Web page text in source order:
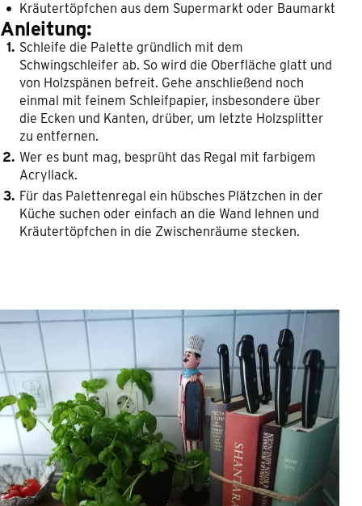
Kräutertöpfchen aus dem Supermarkt oder Baumarkt
Anleitung:
Schleife die Palette gründlich mit dem
Schwingschleifer ab. So wird die Oberfläche glatt und
von Holzspänen befreit. Gehe anschließend noch
einmal mit feinem Schleifpapier, insbesondere über
die Ecken und Kanten, drüber, um letzte Holzsplitter
zu entfernen.
Wer es bunt mag, besprüht das Regal mit farbigem
Acryllack.
Für das Palettenregal ein hübsches Plätzchen in der
Küche suchen oder einfach an die Wand lehnen und
Kräutertöpfchen in die Zwischenräume stecken.